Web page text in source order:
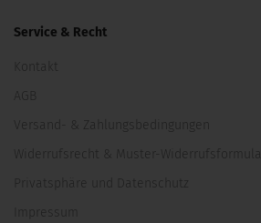
Service & Recht
Kontakt
AGB
Versand- & Zahlungsbedingungen
Widerrufsrecht & Muster-Widerrufsformular
Privatsphäre und Datenschutz
Impressum